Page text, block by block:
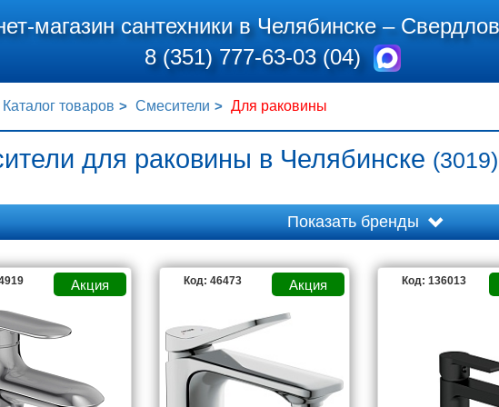
магазин сантехники в Челябинске –
8 (351) 777-63-03 (04)
Каталог товаров Смесители Для раковины
для раковины в Челябинске (3019)
ALCAPLAST AM.PM AQUATEK AXOR
BRAVAT CEZARES
Показать бренды
Код: 46473 Код: 136013